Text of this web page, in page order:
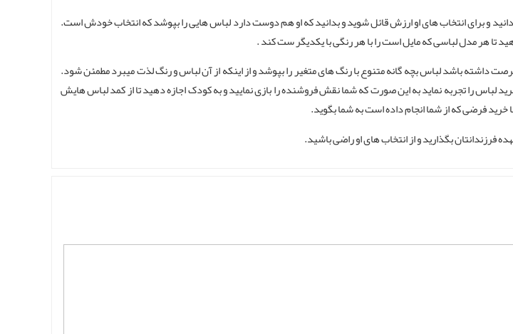
و برای انتخاب های او ارزش قائل شوید و بدانید که او هم دوست دارد لباس هایی را بپوشد که انتخاب خودش است.
تا هر مدل لباسی که مایل است را با هر رنگی با یکدیگر ست کند .
داشته باشد لباس بچه گانه متنوع با رنگ های متغیر را بپوشد و از اینکه از آن لباس و رنگ لذت میبرد مطمئن شود.
را تجربه نماید به این صورت که شما نقش فروشنده را بازی نمایید و به کودک اجازه دهید تا از کمد لباس هایش
خرید فرضی که از شما انجام داده است به شما بگوید.
فرزندانتان بگذارید و از انتخاب های او راضی باشید.